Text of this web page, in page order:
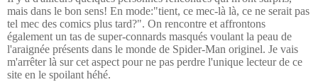
mais dans le bon sens! En mode:"tient, ce mec-là là, ce ne serait pas
tel mec des comics plus tard?". On rencontre et affrontons
également un tas de super-connards masqués voulant la peau de
l'araignée présents dans le monde de Spider-Man originel. Je vais
m'arrêter là sur cet aspect pour ne pas perdre l'unique lecteur de ce
site en le spoilant héhé.